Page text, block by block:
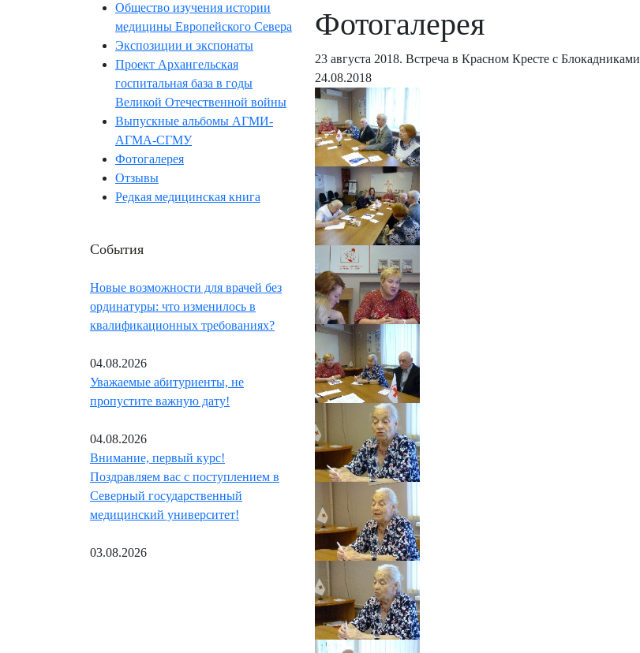
Общество изучения истории
медицины Европейского Севера
Экспозиции и экспонаты
Проект Архангельская
госпитальная база в годы
Великой Отечественной войны
Выпускные альбомы АГМИ-
АГМА-СГМУ
Фотогалерея
Отзывы
Редкая медицинская книга
События
Новые возможности для врачей без
ординатуры: что изменилось в
квалификационных требованиях?
04.08.2026
Уважаемые абитуриенты, не
пропустите важную дату!
04.08.2026
Внимание, первый курс!
Поздравляем вас с поступлением в
Северный государственный
медицинский университет!
03.08.2026
Фотогалерея
23 августа 2018. Встреча в Красном Кресте с Блокадниками
24.08.2018